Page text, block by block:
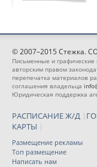
© 2007–2015 Стежка.
Письменные и
авторским правом
перепечатка материалов
соглашения владельца
Юридическая поддержка
РАСПИСАНИЕ Ж/Д |
КАРТЫ |
Размещение рекламы
Топ размещение
Написать нам